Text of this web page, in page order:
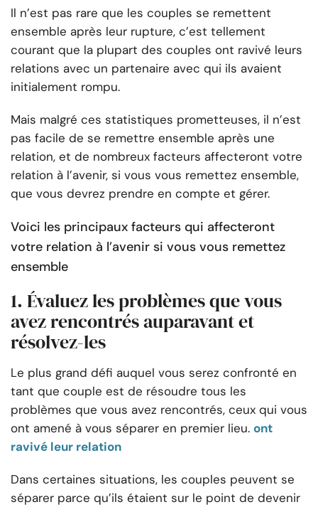
Il n’est pas rare que les couples se remettent
ensemble après leur rupture, c’est tellement
courant que la plupart des couples ont ravivé leurs
relations avec un partenaire avec qui ils avaient
initialement rompu.
Mais malgré ces statistiques prometteuses, il n’est
pas facile de se remettre ensemble après une
relation, et de nombreux facteurs affecteront votre
relation à l’avenir, si vous vous remettez ensemble,
que vous devrez prendre en compte et gérer.
Voici les principaux facteurs qui affecteront
votre relation à l’avenir si vous vous remettez
ensemble
1. Évaluez les problèmes que vous
avez rencontrés auparavant et
résolvez-les
Le plus grand défi auquel vous serez confronté en
tant que couple est de résoudre tous les
problèmes que vous avez rencontrés, ceux qui vous
ont amené à vous séparer en premier lieu. ont
ravivé leur relation
Dans certaines situations, les couples peuvent se
séparer parce qu’ils étaient sur le point de devenir